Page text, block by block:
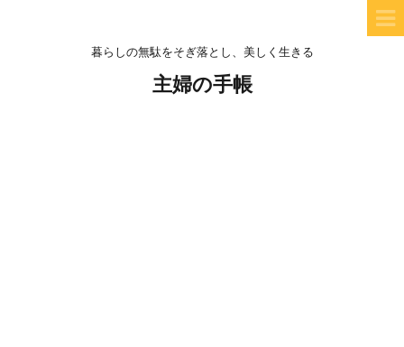
暮らしの無駄をそぎ落とし、美しく生きる
主婦の手帳